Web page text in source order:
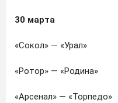
30 марта
«Сокол» — «Урал»
«Ротор» — «Родина»
«Арсенал» — «Торпедо»